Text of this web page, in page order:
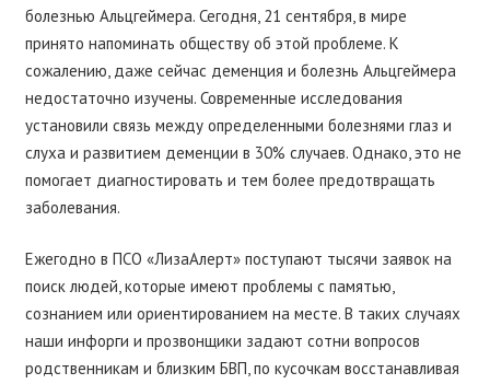
болезнью Альцгеймера. Сегодня, 21 сентября, в мире
принято напоминать обществу об этой проблеме. К
сожалению, даже сейчас деменция и болезнь Альцгеймера
недостаточно изучены. Современные исследования
установили связь между определенными болезнями глаз и
слуха и развитием деменции в 30% случаев. Однако, это не
помогает диагностировать и тем более предотвращать
заболевания.
Ежегодно в ПСО «ЛизаАлерт» поступают тысячи заявок на
поиск людей, которые имеют проблемы с памятью,
сознанием или ориентированием на месте. В таких случаях
наши инфорги и прозвонщики задают сотни вопросов
родственникам и близким БВП, по кусочкам восстанавливая